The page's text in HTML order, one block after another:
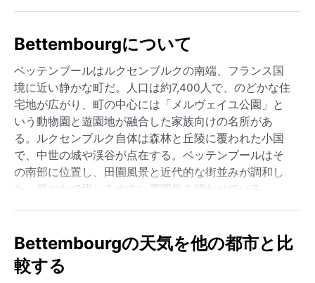
Bettembourgについて
ベッテンブールはルクセンブルクの南端、フランス国
境に近い静かな町だ。人口は約7,400人で、のどかな住
宅地が広がり、町の中心には「メルヴェイユ公園」と
いう動物園と遊園地が融合した家族向けの名所があ
る。ルクセンブルク自体は森林と丘陵に覆われた小国
で、中世の城や渓谷が点在する。ベッテンブールはそ
の南部に位置し、田園風景と近代的な街並みが調和し
た、穏やかで親しみやすい雰囲気を漂わせている。
気候はケッペンのCfb（西岸海洋性気候）に分類され
適度だが、突然の雨が降りやすい。冬は寒く、平均最
低気温は0℃前後。降雪はあるが積もることは少ない。
Bettembourgの天気を他の都市と比
較する